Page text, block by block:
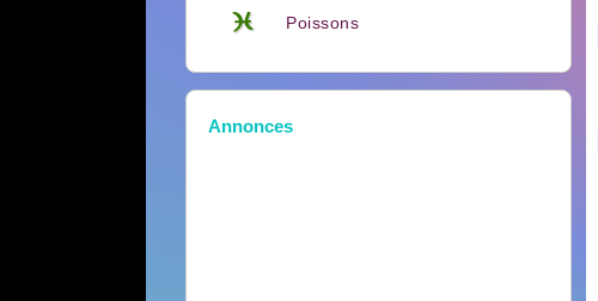
Poissons
Annonces